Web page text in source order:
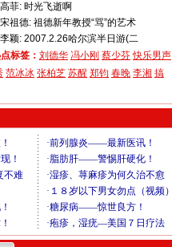
高菲: 时光飞逝啊
宋祖德: 祖德新年教授“骂”的艺术
李颖: 2007.2.26哈尔滨半日游(二
标签： 刘德华 冯小刚 蔡少芬 快乐男声
范冰冰 张柏芝 苏醒 郑钧 春晚 李湘 搞